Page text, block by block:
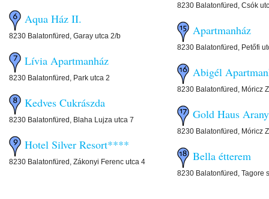
Aqua Ház II.
8230 Balatonfüred, Garay utca 2/b
Lívia Apartmanház
8230 Balatonfüred, Park utca 2
Kedves Cukrászda
8230 Balatonfüred, Blaha Lujza utca 7
Hotel Silver Resort****
8230 Balatonfüred, Zákonyi Ferenc utca 4
8230 Balatonfüred, Csók
Apartmanház
8230 Balatonfüred, Petőfi
Abigél
8230 Balatonfüred, Móricz
Gold Haus
8230 Balatonfüred, Móricz
Bella étterem
8230 Balatonfüred, Tagore